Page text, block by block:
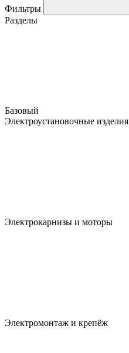
Фильтры
Разделы
Базовый
Электроустановочные изделия
Электрокарнизы и моторы
Электромонтаж и крепёж